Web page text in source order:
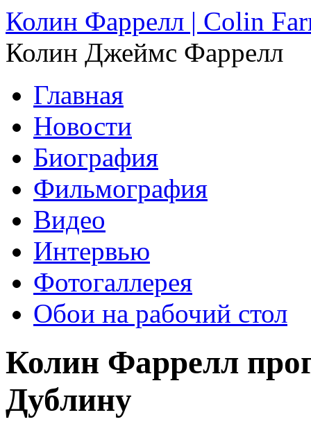
Колин Фаррелл | Colin
Колин Джеймс Фаррелл
Главная
Новости
Биография
Фильмография
Видео
Интервью
Фотогаллерея
Обои на рабочий стол
Колин Фаррелл
Дублину